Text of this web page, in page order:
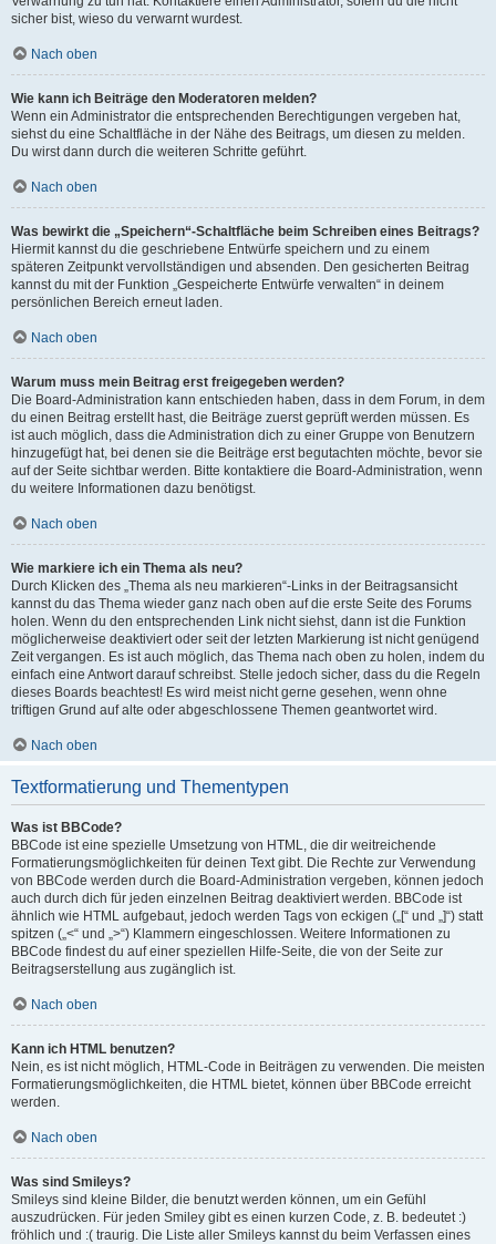
sicher bist, wieso du verwarnt wurdest.
Nach oben
Wie kann ich Beiträge den Moderatoren melden?
Wenn ein Administrator die entsprechenden Berechtigungen vergeben hat,
siehst du eine Schaltfläche in der Nähe des Beitrags, um diesen zu melden.
Du wirst dann durch die weiteren Schritte geführt.
Nach oben
Was bewirkt die „Speichern“-Schaltfläche beim Schreiben eines Beitrags?
Hiermit kannst du die geschriebene Entwürfe speichern und zu einem
späteren Zeitpunkt vervollständigen und absenden. Den gesicherten Beitrag
kannst du mit der Funktion „Gespeicherte Entwürfe verwalten“ in deinem
persönlichen Bereich erneut laden.
Nach oben
Warum muss mein Beitrag erst freigegeben werden?
Die Board-Administration kann entschieden haben, dass in dem Forum, in dem
du einen Beitrag erstellt hast, die Beiträge zuerst geprüft werden müssen. Es
ist auch möglich, dass die Administration dich zu einer Gruppe von Benutzern
hinzugefügt hat, bei denen sie die Beiträge erst begutachten möchte, bevor sie
auf der Seite sichtbar werden. Bitte kontaktiere die Board-Administration, wenn
du weitere Informationen dazu benötigst.
Nach oben
Wie markiere ich ein Thema als neu?
Durch Klicken des „Thema als neu markieren“-Links in der Beitragsansicht
kannst du das Thema wieder ganz nach oben auf die erste Seite des Forums
holen. Wenn du den entsprechenden Link nicht siehst, dann ist die Funktion
möglicherweise deaktiviert oder seit der letzten Markierung ist nicht genügend
Zeit vergangen. Es ist auch möglich, das Thema nach oben zu holen, indem du
einfach eine Antwort darauf schreibst. Stelle jedoch sicher, dass du die Regeln
dieses Boards beachtest! Es wird meist nicht gerne gesehen, wenn ohne
triftigen Grund auf alte oder abgeschlossene Themen geantwortet wird.
Nach oben
Textformatierung und Thementypen
Was ist BBCode?
BBCode ist eine spezielle Umsetzung von HTML, die dir weitreichende
Formatierungsmöglichkeiten für deinen Text gibt. Die Rechte zur Verwendung
von BBCode werden durch die Board-Administration vergeben, können jedoch
auch durch dich für jeden einzelnen Beitrag deaktiviert werden. BBCode ist
ähnlich wie HTML aufgebaut, jedoch werden Tags von eckigen („[“ und „]“) statt
spitzen („<“ und „>“) Klammern eingeschlossen. Weitere Informationen zu
BBCode findest du auf einer speziellen Hilfe-Seite, die von der Seite zur
Beitragserstellung aus zugänglich ist.
Nach oben
Kann ich HTML benutzen?
Nein, es ist nicht möglich, HTML-Code in Beiträgen zu verwenden. Die meisten
Formatierungsmöglichkeiten, die HTML bietet, können über BBCode erreicht
werden.
Nach oben
Was sind Smileys?
Smileys sind kleine Bilder, die benutzt werden können, um ein Gefühl
auszudrücken. Für jeden Smiley gibt es einen kurzen Code, z. B. bedeutet :)
fröhlich und :( traurig. Die Liste aller Smileys kannst du beim Verfassen eines